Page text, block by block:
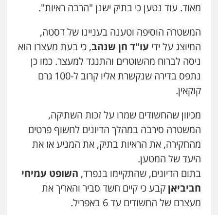
מאוד. עוד נטען כי בתיק ישנן "הרבה ראיות".
המשטרה הוסיפה וטענה בעניינו של דסטה,
המיוצג על ידי עו"ד חן שנהב, כי בעת מעצרו הוא
ניסה לברוח מהשוטרים והתנגד למעצר. כמו כן
נתפס בדירה שנקשרת אליו קרוב ל-100 גרם
קוקאין.
מכיוון שהחשודים שמרו על זכות השתיקה,
המשטרה סירבה במהלך הדיונים לחשוף פרטים
מהחקירה, את הראיות בתיק, את המניע או את
היעד של המטען.
בתום הדיונים, שהתקיימו בנפרד, השופט עמיחי
חביביאןקבע כי קיים חשד סביר והאריך את
מעצרם של החשודים עד 6 באפריל.
פלילי משפט פלילי
0528959600
קורל קרוז – עורך דין פלילי
עו"ד עלי סעדי
פשיעה חמורה ליווי וייצוג בחקירות
ומעצרים
0508824984
עו"ד תומר בנישתי
פלילי מעצרים וחקירות צווארון לבן פשיעה
חמורה